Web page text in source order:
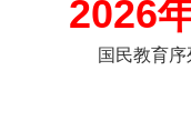
2026
国民教育